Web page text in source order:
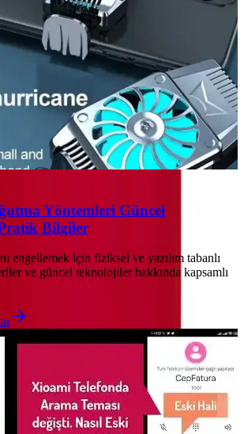
Yöntemleri Güncel
Bilgiler
engellemek için fiziksel ve yazılım tabanlı
ve güncel teknolojiler hakkında kapsamlı